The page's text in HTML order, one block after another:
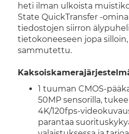
heti ilman ulkoista
State QuickTransfer -
tiedostojen siirron
tietokoneeseen jopa
sammutettu.
1 tuuman CMOS-
50MP sensorilla,
4K/120fps-
parantaa